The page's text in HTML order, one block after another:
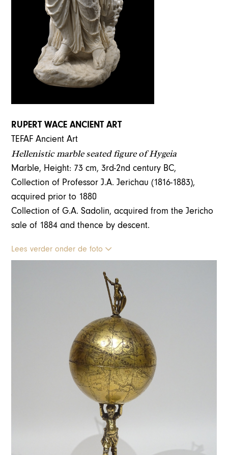
RUPERT WACE ANCIENT ART
TEFAF Ancient Art
Hellenistic marble seated figure of Hygeia
Marble, Height: 73 cm, 3rd-2nd century BC,
Collection of Professor J.A. Jerichau (1816-1883),
acquired prior to 1880
Collection of G.A. Sadolin, acquired from the Jericho
sale of 1884 and thence by descent.
Lees verder onder de foto